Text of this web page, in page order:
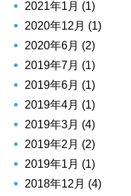
2021年1月 (1)
2020年12月 (1)
2020年6月 (2)
2019年7月 (1)
2019年6月 (1)
2019年4月 (1)
2019年3月 (4)
2019年2月 (2)
2019年1月 (1)
2018年12月 (4)